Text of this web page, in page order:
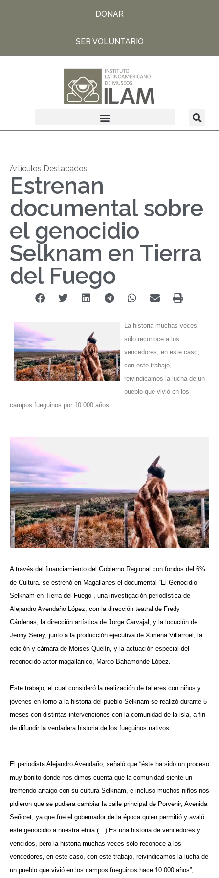
DONAR
SER VOLUNTARIO
Artículos Destacados
Estrenan
documental sobre
el genocidio
Selknam en Tierra
del Fuego
La historia muchas veces
sólo reconoce a los
vencedores, en este caso,
con este trabajo,
reivindicamos la lucha de un
pueblo que vivió en los
campos fueguinos por 10.000 años.
A través del financiamiento del Gobierno Regional con fondos del 6%
de Cultura, se estrenó en Magallanes el documental “El Genocidio
Selknam en Tierra del Fuego”, una investigación periodística de
Alejandro Avendaño López, con la dirección teatral de Fredy
Cárdenas, la dirección artística de Jorge Carvajal, y la locución de
Jenny Serey, junto a la producción ejecutiva de Ximena Villarroel, la
edición y cámara de Moises Quelín, y la actuación especial del
reconocido actor magallánico, Marco Bahamonde López.
Este trabajo, el cual consideró la realización de talleres con niños y
jóvenes en torno a la historia del pueblo Selknam se realizó durante 5
meses con distintas intervenciones con la comunidad de la isla, a fin
de difundir la verdadera historia de los fueguinos nativos.
El periodista Alejandro Avendaño, señaló que “éste ha sido un proceso
muy bonito donde nos dimos cuenta que la comunidad siente un
tremendo arraigo con su cultura Selknam, e incluso muchos niños nos
pidieron que se pudiera cambiar la calle principal de Porvenir, Avenida
Señoret, ya que fue el gobernador de la época quien permitió y avaló
este genocidio a nuestra etnia (…) Es una historia de vencedores y
vencidos, pero la historia muchas veces sólo reconoce a los
vencedores, en este caso, con este trabajo, reivindicamos la lucha de
un pueblo que vivió en los campos fueguinos hace 10.000 años”,